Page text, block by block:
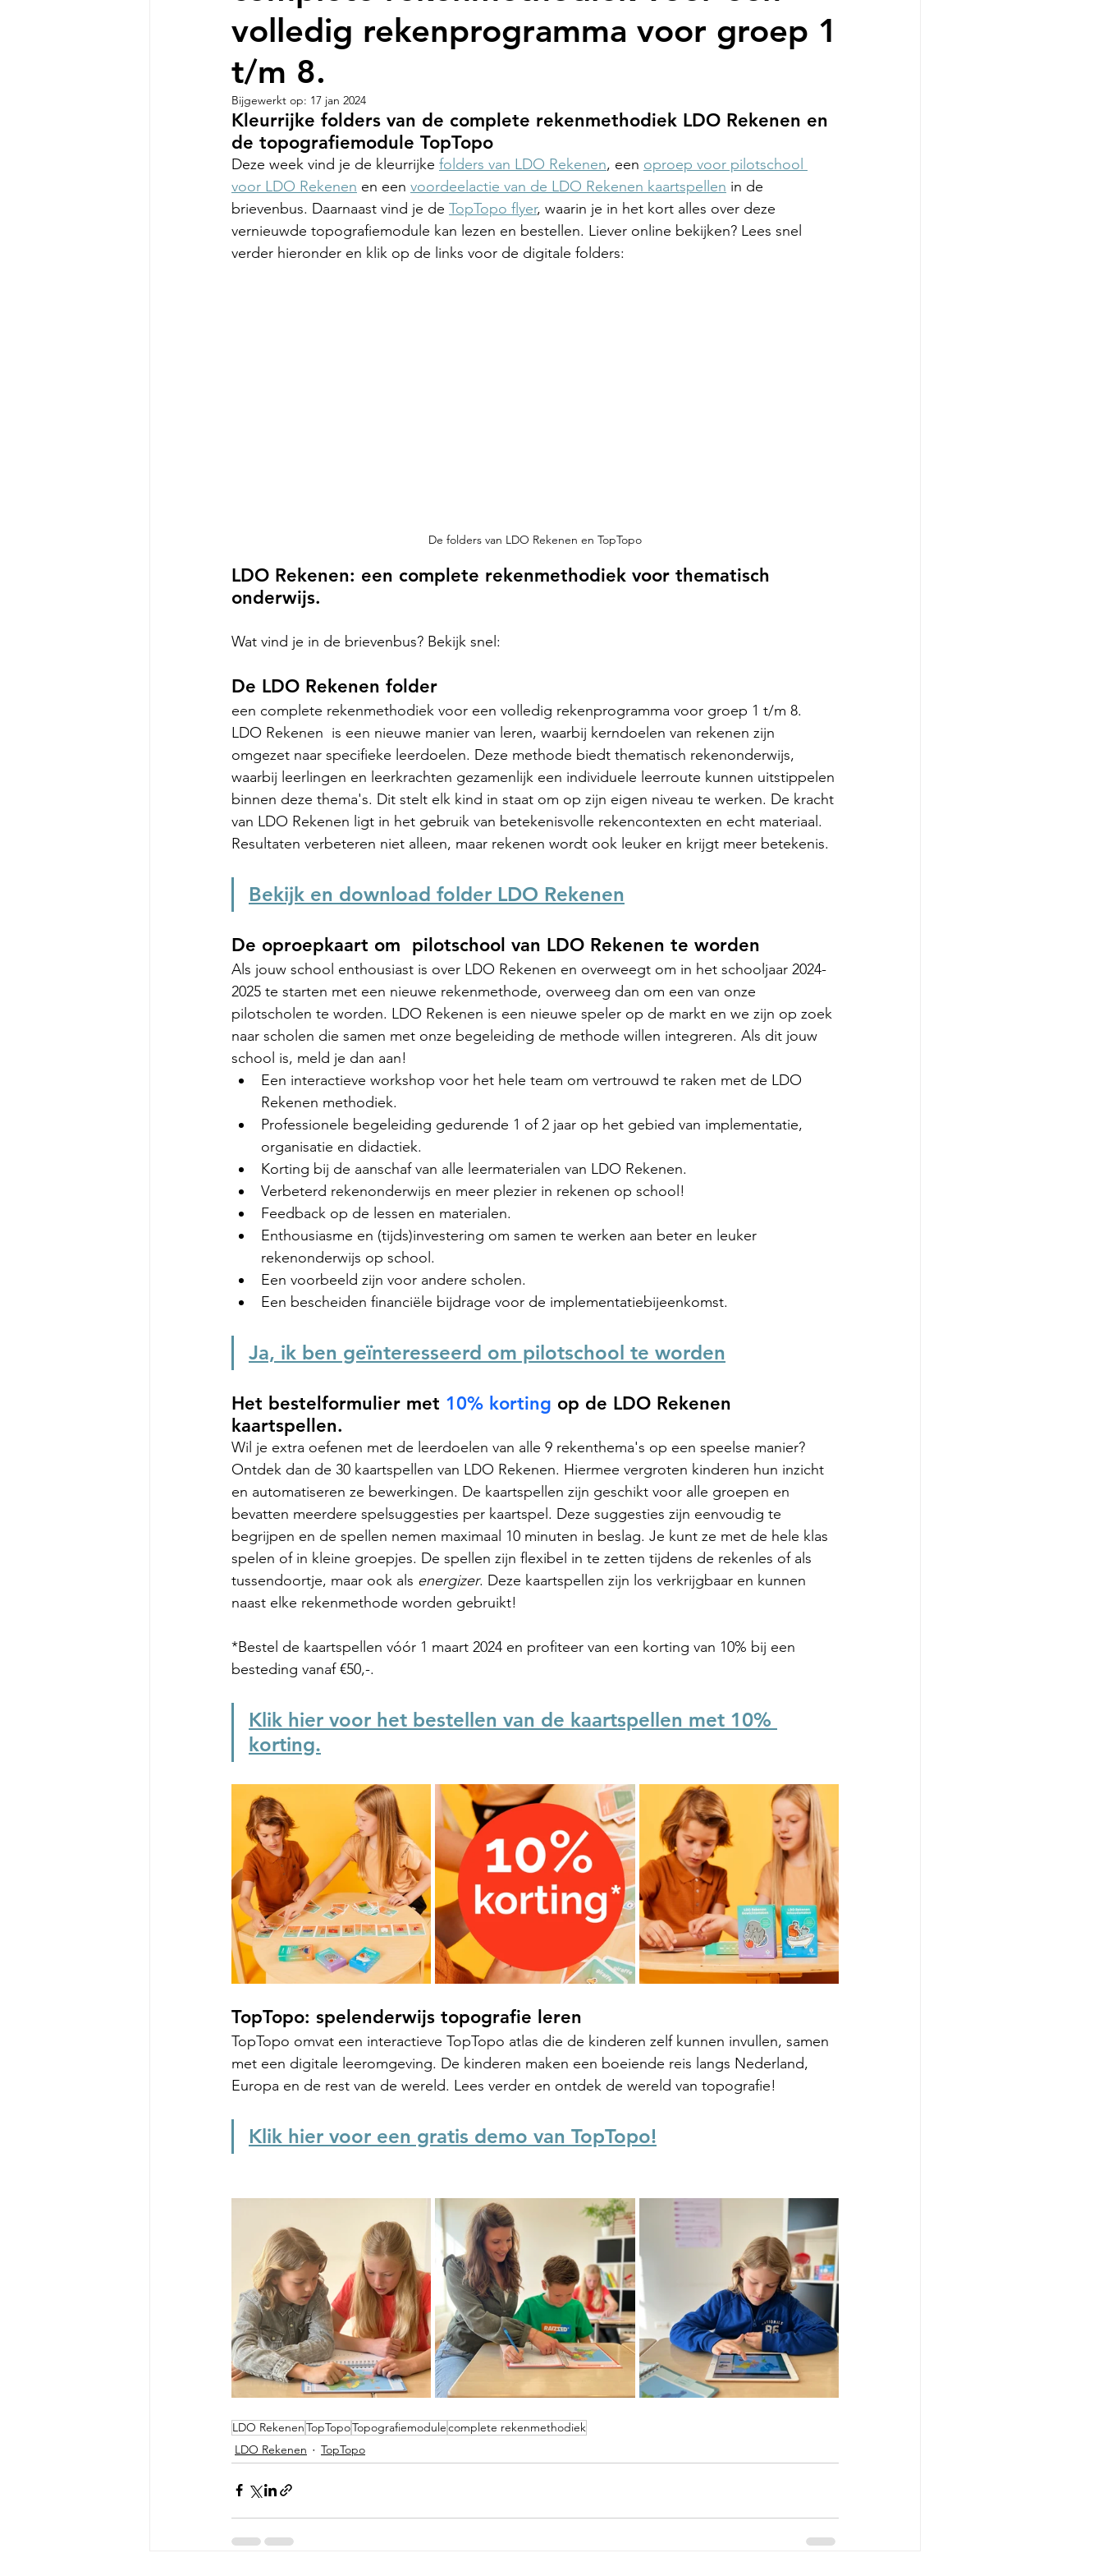
volledig rekenprogramma voor groep 1
t/m 8.
Bijgewerkt op: 17 jan 2024
Kleurrijke folders van de complete rekenmethodiek LDO Rekenen en
de topografiemodule TopTopo
Deze week vind je de kleurrijke folders van LDO Rekenen, een oproep voor pilotschool
voor LDO Rekenen en een voordeelactie van de LDO Rekenen kaartspellen in de
brievenbus. Daarnaast vind je de TopTopo flyer, waarin je in het kort alles over deze
vernieuwde topografiemodule kan lezen en bestellen. Liever online bekijken? Lees snel
verder hieronder en klik op de links voor de digitale folders:
De folders van LDO Rekenen en TopTopo
LDO Rekenen: een complete rekenmethodiek voor thematisch
onderwijs.
Wat vind je in de brievenbus? Bekijk snel:
De LDO Rekenen folder
een complete rekenmethodiek voor een volledig rekenprogramma voor groep 1 t/m 8.
LDO Rekenen  is een nieuwe manier van leren, waarbij kerndoelen van rekenen zijn
omgezet naar specifieke leerdoelen. Deze methode biedt thematisch rekenonderwijs,
waarbij leerlingen en leerkrachten gezamenlijk een individuele leerroute kunnen uitstippelen
binnen deze thema's. Dit stelt elk kind in staat om op zijn eigen niveau te werken. De kracht
van LDO Rekenen ligt in het gebruik van betekenisvolle rekencontexten en echt materiaal.
Resultaten verbeteren niet alleen, maar rekenen wordt ook leuker en krijgt meer betekenis.
Bekijk en download folder LDO Rekenen
De oproepkaart om  pilotschool van LDO Rekenen te worden
Als jouw school enthousiast is over LDO Rekenen en overweegt om in het schooljaar 2024-
2025 te starten met een nieuwe rekenmethode, overweeg dan om een van onze
pilotscholen te worden. LDO Rekenen is een nieuwe speler op de markt en we zijn op zoek
naar scholen die samen met onze begeleiding de methode willen integreren. Als dit jouw
school is, meld je dan aan!
Een interactieve workshop voor het hele team om vertrouwd te raken met de LDO
Rekenen methodiek.
Professionele begeleiding gedurende 1 of 2 jaar op het gebied van implementatie,
organisatie en didactiek.
Korting bij de aanschaf van alle leermaterialen van LDO Rekenen.
Verbeterd rekenonderwijs en meer plezier in rekenen op school!
Feedback op de lessen en materialen.
Enthousiasme en (tijds)investering om samen te werken aan beter en leuker
rekenonderwijs op school.
Een voorbeeld zijn voor andere scholen.
Een bescheiden financiële bijdrage voor de implementatiebijeenkomst.
Ja, ik ben geïnteresseerd om pilotschool te worden
Het bestelformulier met 10% korting op de LDO Rekenen
kaartspellen.
Wil je extra oefenen met de leerdoelen van alle 9 rekenthema's op een speelse manier?
Ontdek dan de 30 kaartspellen van LDO Rekenen. Hiermee vergroten kinderen hun inzicht
en automatiseren ze bewerkingen. De kaartspellen zijn geschikt voor alle groepen en
bevatten meerdere spelsuggesties per kaartspel. Deze suggesties zijn eenvoudig te
begrijpen en de spellen nemen maximaal 10 minuten in beslag. Je kunt ze met de hele klas
spelen of in kleine groepjes. De spellen zijn flexibel in te zetten tijdens de rekenles of als
tussendoortje, maar ook als energizer. Deze kaartspellen zijn los verkrijgbaar en kunnen
naast elke rekenmethode worden gebruikt!
*Bestel de kaartspellen vóór 1 maart 2024 en profiteer van een korting van 10% bij een
besteding vanaf €50,-.
Klik hier voor het bestellen van de kaartspellen met 10%
korting.
TopTopo: spelenderwijs topografie leren
TopTopo omvat een interactieve TopTopo atlas die de kinderen zelf kunnen invullen, samen
met een digitale leeromgeving. De kinderen maken een boeiende reis langs Nederland,
Europa en de rest van de wereld. Lees verder en ontdek de wereld van topografie!
Klik hier voor een gratis demo van TopTopo!
LDO RekenenTopTopoTopografiemodulecomplete rekenmethodiek
LDO Rekenen
TopTopo